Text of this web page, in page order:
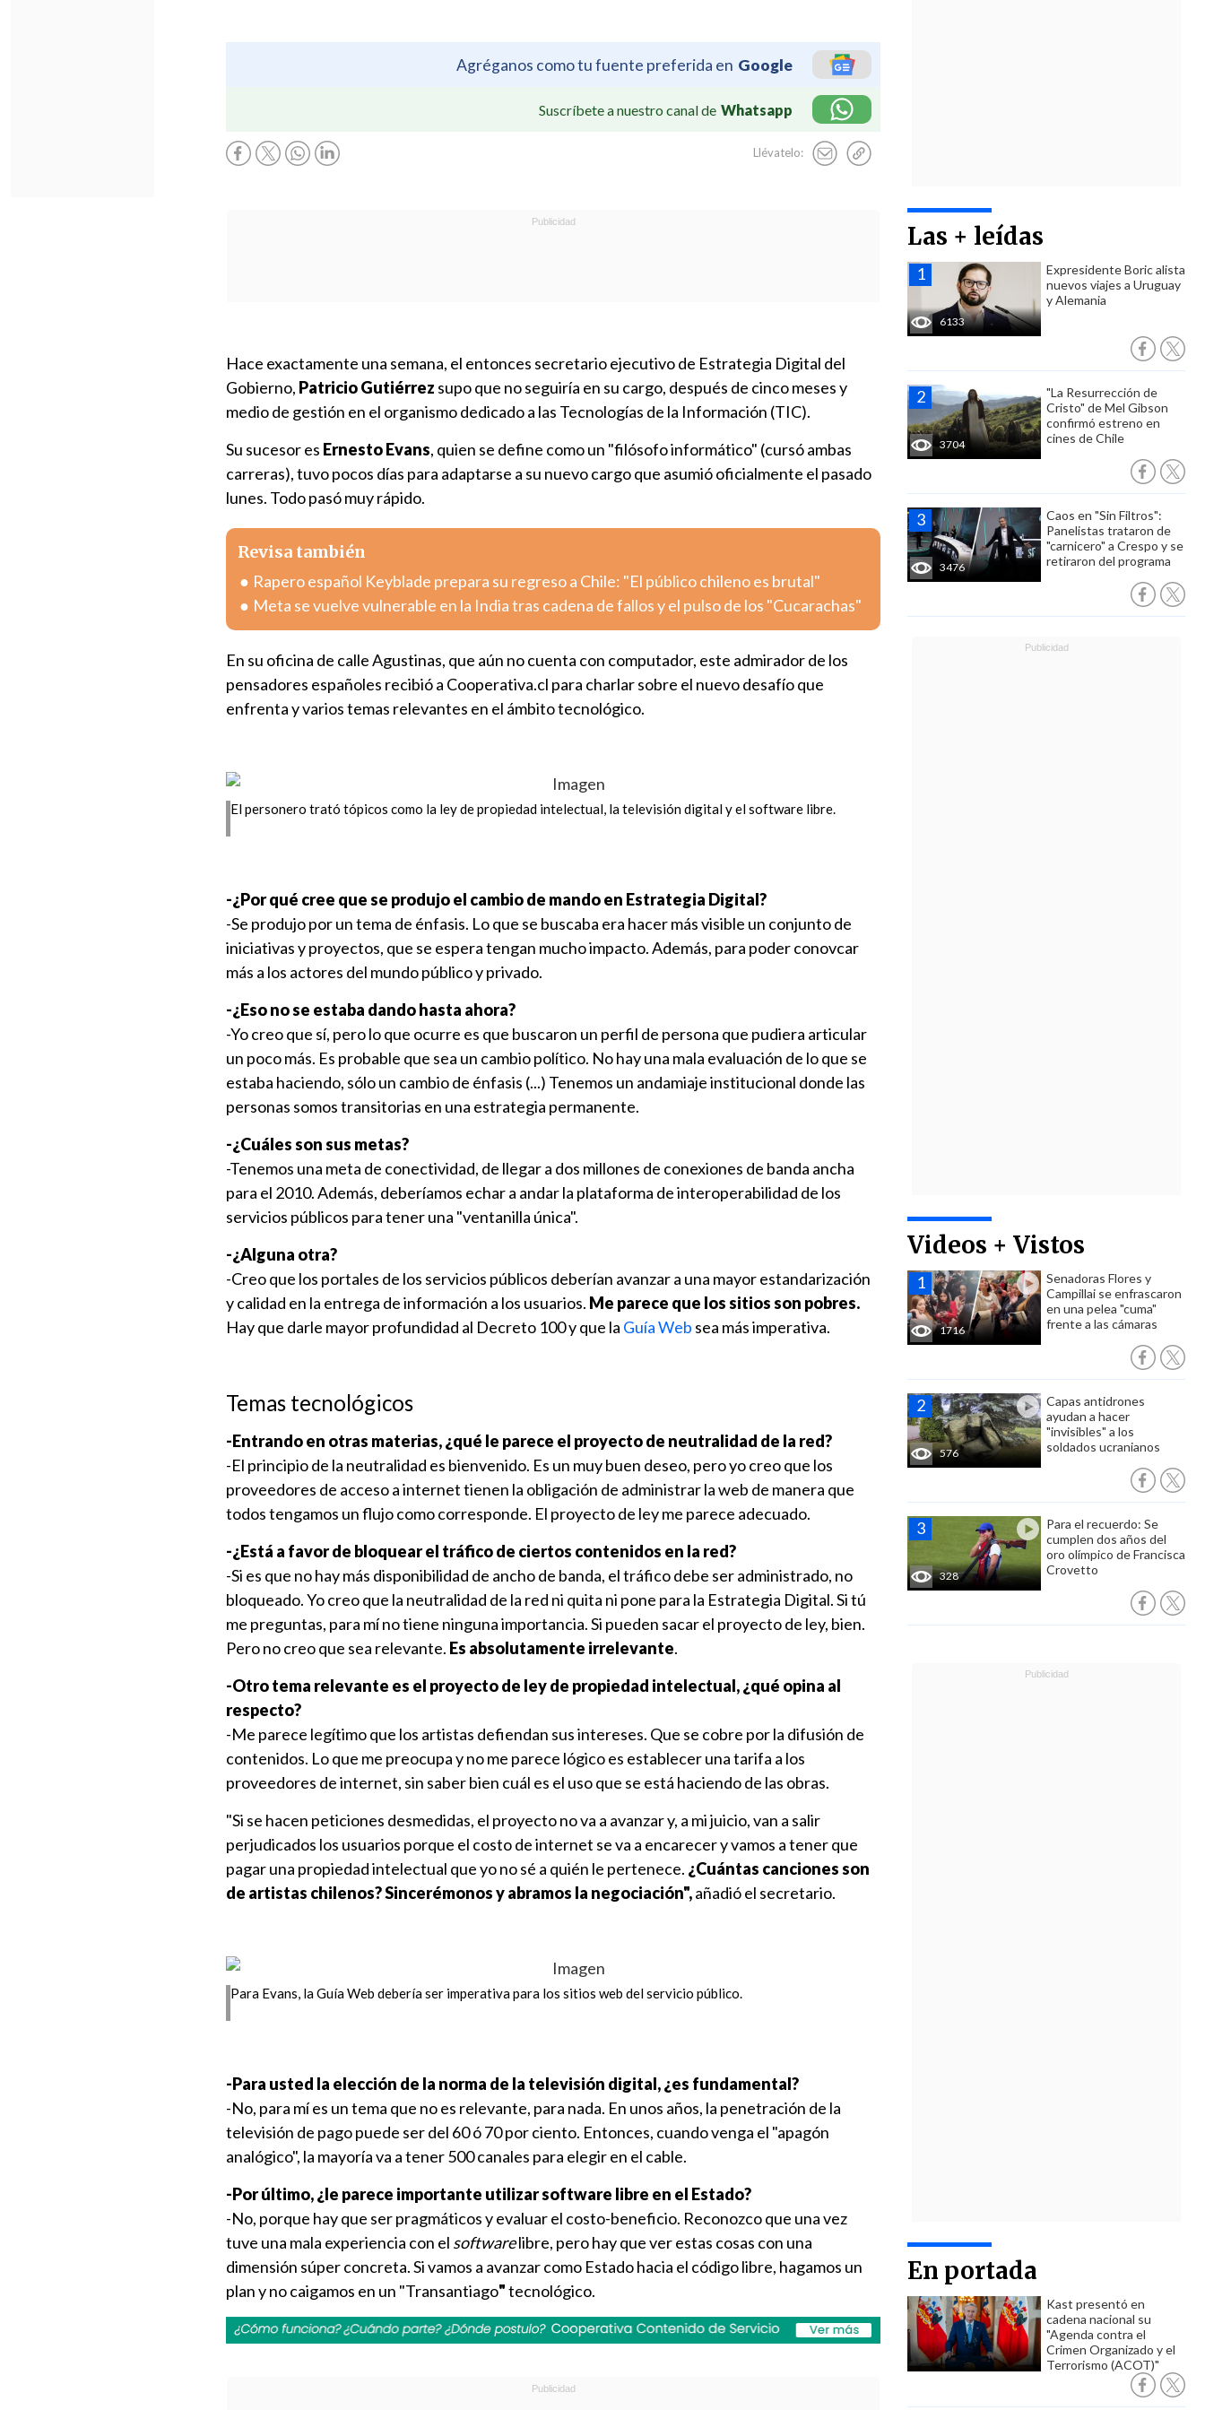
Agréganos como tu fuente preferida en Google
Suscríbete a nuestro canal de Whatsapp
Llévatelo:
Las + leídas
6133
Expresidente Boric alista
nuevos viajes a Uruguay
y Alemania
3704
"La Resurrección de
Cristo" de Mel Gibson
confirmó estreno en
cines de Chile
3476
Caos en "Sin Filtros":
Panelistas trataron de
"carnicero" a Crespo y se
retiraron del programa
Videos + Vistos
1716
Senadoras Flores y
Campillai se enfrascaron
en una pelea "cuma"
frente a las cámaras
576
Capas antidrones
ayudan a hacer
"invisibles" a los
soldados ucranianos
328
Para el recuerdo: Se
cumplen dos años del
oro olímpico de Francisca
Crovetto
En portada
Kast presentó en
cadena nacional su
"Agenda contra el
Crimen Organizado y el
Terrorismo (ACOT)"
Hace exactamente una semana, el entonces secretario ejecutivo de Estrategia Digital del
Gobierno, Patricio Gutiérrez supo que no seguiría en su cargo, después de cinco meses y
medio de gestión en el organismo dedicado a las Tecnologías de la Información (TIC).
Su sucesor es Ernesto Evans, quien se define como un "filósofo informático" (cursó ambas
carreras), tuvo pocos días para adaptarse a su nuevo cargo que asumió oficialmente el pasado
lunes. Todo pasó muy rápido.
Revisa también
Rapero español Keyblade prepara su regreso a Chile: "El público chileno es brutal"
Meta se vuelve vulnerable en la India tras cadena de fallos y el pulso de los "Cucarachas"
En su oficina de calle Agustinas, que aún no cuenta con computador, este admirador de los
pensadores españoles recibió a Cooperativa.cl para charlar sobre el nuevo desafío que
enfrenta y varios temas relevantes en el ámbito tecnológico.
El personero trató tópicos como la ley de propiedad intelectual, la televisión digital y el software libre.
-¿Por qué cree que se produjo el cambio de mando en Estrategia Digital?
-Se produjo por un tema de énfasis. Lo que se buscaba era hacer más visible un conjunto de
iniciativas y proyectos, que se espera tengan mucho impacto. Además, para poder conovcar
más a los actores del mundo público y privado.
-¿Eso no se estaba dando hasta ahora?
-Yo creo que sí, pero lo que ocurre es que buscaron un perfil de persona que pudiera articular
un poco más. Es probable que sea un cambio político. No hay una mala evaluación de lo que se
estaba haciendo, sólo un cambio de énfasis (...) Tenemos un andamiaje institucional donde las
personas somos transitorias en una estrategia permanente.
-¿Cuáles son sus metas?
-Tenemos una meta de conectividad, de llegar a dos millones de conexiones de banda ancha
para el 2010. Además, deberíamos echar a andar la plataforma de interoperabilidad de los
servicios públicos para tener una "ventanilla única".
-¿Alguna otra?
-Creo que los portales de los servicios públicos deberían avanzar a una mayor estandarización
y calidad en la entrega de información a los usuarios. Me parece que los sitios son pobres.
Hay que darle mayor profundidad al Decreto 100 y que la Guía Web sea más imperativa.
Temas tecnológicos
-Entrando en otras materias, ¿qué le parece el proyecto de neutralidad de la red?
-El principio de la neutralidad es bienvenido. Es un muy buen deseo, pero yo creo que los
proveedores de acceso a internet tienen la obligación de administrar la web de manera que
todos tengamos un flujo como corresponde. El proyecto de ley me parece adecuado.
-¿Está a favor de bloquear el tráfico de ciertos contenidos en la red?
-Si es que no hay más disponibilidad de ancho de banda, el tráfico debe ser administrado, no
bloqueado. Yo creo que la neutralidad de la red ni quita ni pone para la Estrategia Digital. Si tú
me preguntas, para mí no tiene ninguna importancia. Si pueden sacar el proyecto de ley, bien.
Pero no creo que sea relevante. Es absolutamente irrelevante.
-Otro tema relevante es el proyecto de ley de propiedad intelectual, ¿qué opina al
respecto?
-Me parece legítimo que los artistas defiendan sus intereses. Que se cobre por la difusión de
contenidos. Lo que me preocupa y no me parece lógico es establecer una tarifa a los
proveedores de internet, sin saber bien cuál es el uso que se está haciendo de las obras.
"Si se hacen peticiones desmedidas, el proyecto no va a avanzar y, a mi juicio, van a salir
perjudicados los usuarios porque el costo de internet se va a encarecer y vamos a tener que
pagar una propiedad intelectual que yo no sé a quién le pertenece. ¿Cuántas canciones son
de artistas chilenos? Sincerémonos y abramos la negociación",añadió el secretario.
Para Evans, la Guía Web debería ser imperativa para los sitios web del servicio público.
-Para usted la elección de la norma de la televisión digital, ¿es fundamental?
-No, para mí es un tema que no es relevante, para nada. En unos años, la penetración de la
televisión de pago puede ser del 60 ó 70 por ciento. Entonces, cuando venga el "apagón
analógico", la mayoría va a tener 500 canales para elegir en el cable.
-Por último, ¿le parece importante utilizar software libre en el Estado?
-No, porque hay que ser pragmáticos y evaluar el costo-beneficio. Reconozco que una vez
tuve una mala experiencia con el softwarelibre, pero hay que ver estas cosas con una
dimensión súper concreta. Si vamos a avanzar como Estado hacia el código libre, hagamos un
plan y no caigamos en un "Transantiago"tecnológico.